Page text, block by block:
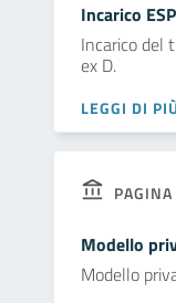
Incarico
Incarico del
ex D.
LEGGI DI
PAGINA
Modello
Modello